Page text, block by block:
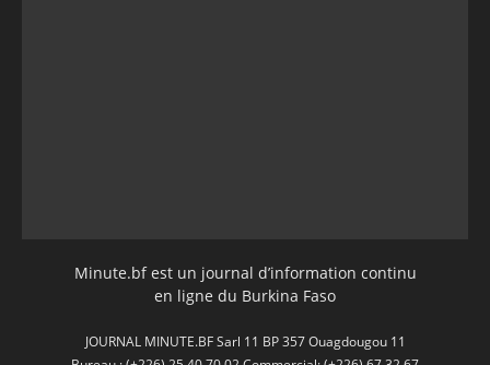
Minute.bf est un journal d’information continu
en ligne du Burkina Faso
JOURNAL MINUTE.BF Sarl 11 BP 357 Ouagdougou 11